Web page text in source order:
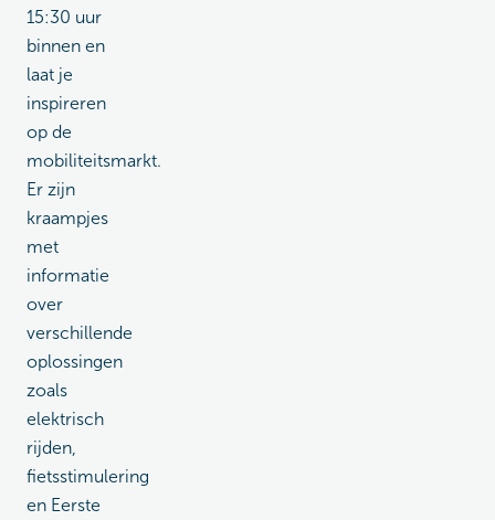
15:30 uur
binnen en
laat je
inspireren
op de
mobiliteitsmarkt.
Er zijn
kraampjes
met
informatie
over
verschillende
oplossingen
zoals
elektrisch
rijden,
fietsstimulering
en Eerste